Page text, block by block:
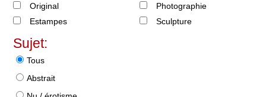
Original
Estampes
Photographie
Sculpture
Sujet:
Tous
Abstrait